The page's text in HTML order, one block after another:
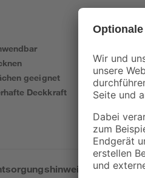
geeignet
Deckkraft